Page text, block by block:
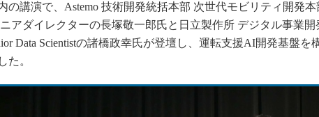
植物工場
知財マネジメント
の講演で、Astemo 技術開発統括本部 次世代モビリティ開発
アダイレクターの長塚敬一郎氏と日立製作所 デジタル事業開
Data Scientistの諸橋政幸氏が登壇し、運転支援AI開発基盤を
た。